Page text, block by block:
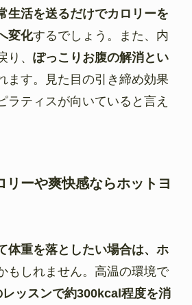
生活を送るだけでカロリーを
変化するでしょう。また、内
り、 ぽっこりお腹の解消とい
ます。見た目の引き締め効果
ラティスが向いていると言え
リーや爽快感ならホットヨ
体重を落としたい場合は、ホ
もしれません。高温の環境で
レッスンで約300kcal程度を消